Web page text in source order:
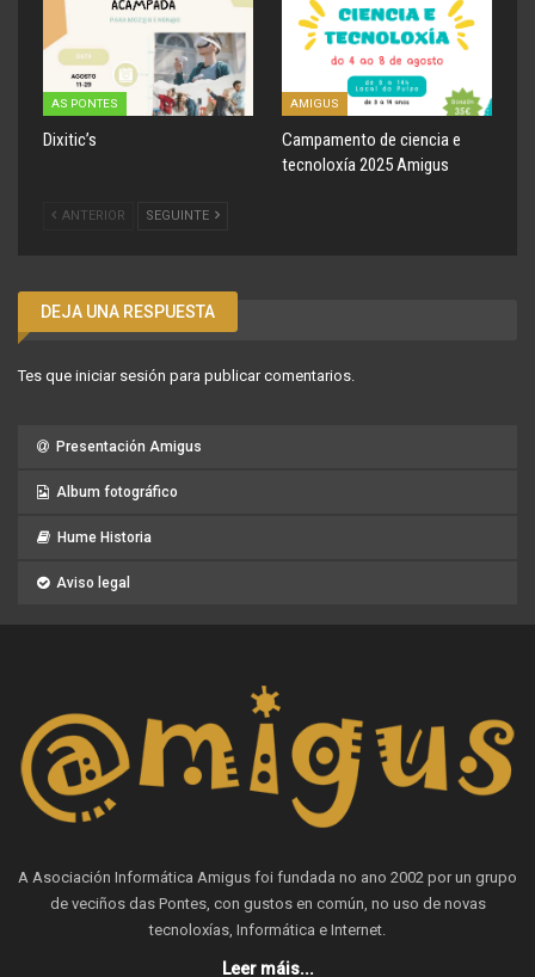
AS PONTES
Dixitic’s
AMIGUS
Campamento de ciencia e
tecnoloxía 2025 Amigus
ANTERIOR SEGUINTE
DEJA UNA RESPUESTA
Tes que iniciar sesión para publicar comentarios.
Presentación Amigus
Album fotográfico
Hume Historia
Aviso legal
A Asociación Informática Amigus foi fundada no ano 2002 por un grupo
de veciños das Pontes, con gustos en común, no uso de novas
tecnoloxías, Informática e Internet.
Leer máis...